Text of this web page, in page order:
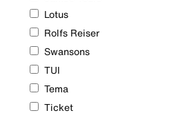
Lotus
Rolfs Reiser
Swansons
TUI
Tema
Ticket